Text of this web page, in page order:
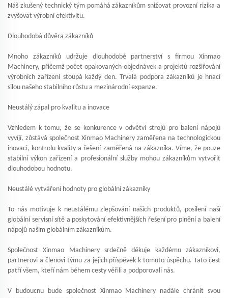
Náš zkušený technický tým pomáhá zákazníkům snižovat provozní rizika a
zvyšovat výrobní efektivitu.
Dlouhodobá důvěra zákazníků
Mnoho zákazníků udržuje dlouhodobé partnerství s firmou Xinmao
Machinery, přičemž počet opakovaných objednávek a projektů rozšiřování
výrobních zařízení stoupá každý den. Trvalá podpora zákazníků je hnací
silou našeho stabilního růstu a mezinárodní expanze.
Neustálý zápal pro kvalitu a inovace
Vzhledem k tomu, že se konkurence v odvětví strojů pro balení nápojů
vyvíjí, zůstává společnost Xinmao Machinery zaměřena na technologickou
inovaci, kontrolu kvality a řešení zaměřená na zákazníka. Víme, že pouze
stabilní výkon zařízení a profesionální služby mohou zákazníkům vytvořit
dlouhodobou hodnotu.
Neustálé vytváření hodnoty pro globální zákazníky
To nás motivuje k neustálému zlepšování našich produktů, posílení naší
globální servisní sítě a poskytování efektivnějších řešení pro plnění a balení
nápojů našim globálním zákazníkům.
Společnost Xinmao Machinery srdečně děkuje každému zákazníkovi,
partnerovi a členovi týmu za jejich příspěvek k tomuto úspěchu. Tato čest
patří všem, kteří nám během cesty věřili a podporovali nás.
V budoucnu bude společnost Xinmao Machinery nadále chránit svou